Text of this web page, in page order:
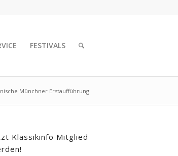
FESTIVALS
Münchner Erstaufführung
Klassikinfo Mitglied